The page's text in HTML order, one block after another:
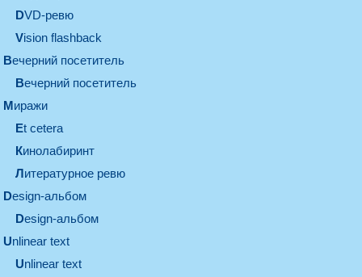
DVD-ревю
Vision flashback
вечерний посетитель
вечерний посетитель
миражи
et cetera
кинолабиринт
литературное ревю
design-альбом
design-альбом
unlinear text
Unlinear text